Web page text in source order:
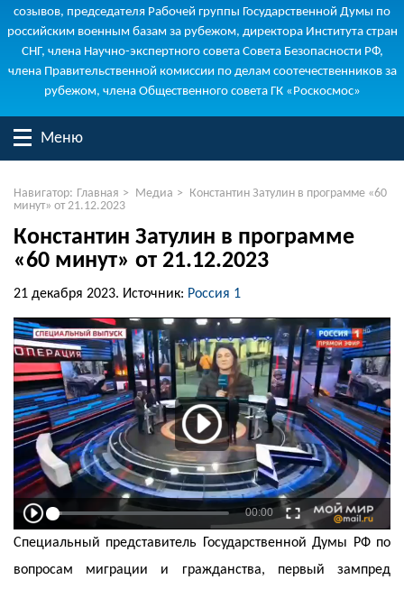
созывов, председателя Рабочей группы Государственной Думы по
российским военным базам за рубежом, директора Института стран
СНГ, члена Научно-экспертного совета Совета Безопасности РФ,
члена Правительственной комиссии по делам соотечественников за
рубежом, члена Общественного совета ГК «Роскосмос»
Меню
Навигатор: Главная > Медиа > Константин Затулин в программе «60
минут» от 21.12.2023
Константин Затулин в программе
«60 минут» от 21.12.2023
21 декабря 2023. Источник: Россия 1
Специальный представитель Государственной Думы РФ по
вопросам миграции и гражданства, первый зампред